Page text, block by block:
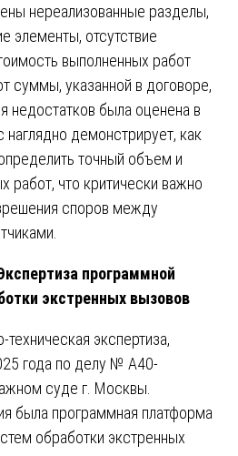
нереализованные разделы,
элементы, отсутствие
выполненных работ
суммы, указанной в договоре,
недостатков была оценена в
демонстрирует, как
точный объем и
работ, что критически важно
споров между
программной
экстренных вызовов
экспертиза,
года по делу № А40-
суде г. Москвы.
была программная платформа
обработки экстренных